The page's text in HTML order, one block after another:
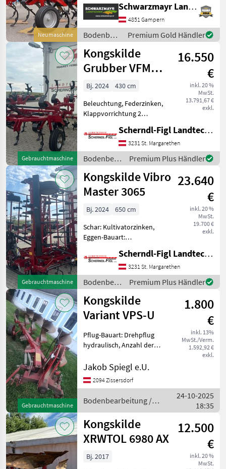
Neumaschine
Steinsicherung Nr. 62197
Leichter 4-balkiger Grubber
- mit 4, 3m Arbeitsbreite, -
mit 19 Zinken - mit 11c
Schwarzmayr Landtechnik GmbH - Gampern
4851 Gampern
Bodenbearbeitung
/
Kongskilde
Premium Gold Händler
Gebrauchtmaschine
Kongskilde
Grubber VFM
4319
16.550
€
inkl. 20 %
MwSt.
13.791,67 €
exkl.
Bj. 2024
430 cm
Beleuchtung, Federzinken,
Klappvorrichtung 2
Doppelherzschare, 3-4 reihe
Mixingschare, gefederte
Spatenkrümler
Bodenbearbeitung Grubber
Scherndl-Figl Landtechnik
3231 St. Margarethen
Bodenbearbeitung
/
Kongskilde
Premium Plus Händler
Gebrauchtmaschine
Kongskilde Vibro
Master 3065
23.640
€
inkl. 20 %
MwSt.
19.700 €
exkl.
Bj. 2024
650 cm
Schar: Kultivatorzinken,
Eggen-Bauart:
Federzinken,
Klappvorrichtung
Bodenbearbeitung Eggen
Scherndl-Figl Landtechnik
3231 St. Margarethen
Bodenbearbeitung
/
Kongskilde
Premium Plus Händler
Gebrauchtmaschine
Kongskilde
Variant VPS-U
1.800
€
inkl. 13%
MwSt./Verm.
1.592,92 €
exkl.
Pflug-Bauart: Drehpflug
hydraulisch, Anzahl der
Scheibensech, Stützrad,
Vorschäler Kongskilde
Wendepflug Variant VPS-U,
Vorschäl
Jakob Spiegl e.U.
2094 Zissersdorf
Bodenbearbeitung /
Kongskilde
24-10-2025
18:35
Kongskilde
XRWTOL 6980 AX
12.500
€
inkl. 20 %
MwSt.
Bj. 2017